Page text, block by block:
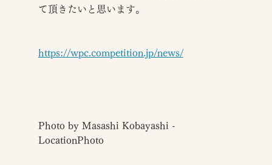
て頂きたいと思います。
https://wpc.competition.jp/news/
Photo by Masashi Kobayashi -
LocationPhoto